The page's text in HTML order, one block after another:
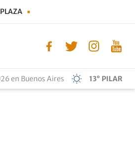
en Buenos Aires 13° PILAR